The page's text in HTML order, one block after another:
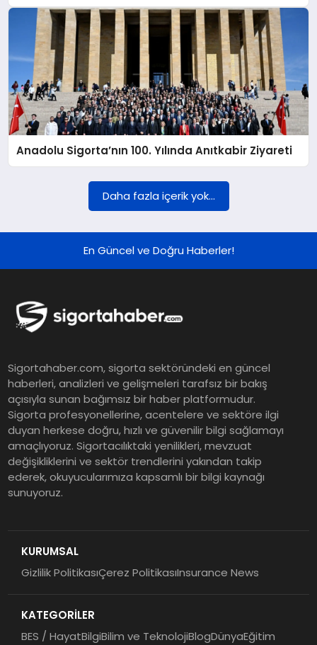
Anadolu Sigorta’nın 100. Yılında Anıtkabir Ziyareti
Daha fazla içerik yok...
En Güncel ve Doğru Haberler!
Sigortahaber.com, sigorta sektöründeki en güncel
haberleri, analizleri ve gelişmeleri tarafsız bir bakış
açısıyla sunan bağımsız bir haber platformudur.
Sigorta profesyonellerine, acentelere ve sektöre ilgi
duyan herkese doğru, hızlı ve güvenilir bilgi sağlamayı
amaçlıyoruz. Sigortacılıktaki yenilikleri, mevzuat
değişikliklerini ve sektör trendlerini yakından takip
ederek, okuyucularımıza kapsamlı bir bilgi kaynağı
sunuyoruz.
KURUMSAL
Gizlilik PolitikasıÇerez PolitikasıInsurance News
KATEGORİLER
BES / HayatBilgiBilim ve TeknolojiBlogDünyaEğitim